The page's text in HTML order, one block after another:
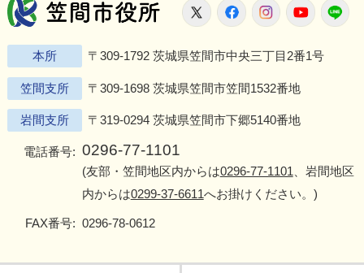
笠間市役所
X FacebookInstagram
本所 〒309-1792 茨城県笠間市中央三丁目2番1号
笠間支所 〒309-1698 茨城県笠間市笠間1532番地
岩間支所 〒319-0294 茨城県笠間市下郷5140番地
電話番号: 0296-77-1101
(友部・笠間地区内からは0296-77-1101 、岩間地区
内からは0299-37-6611へお掛けください。)
FAX番号: 0296-78-0612